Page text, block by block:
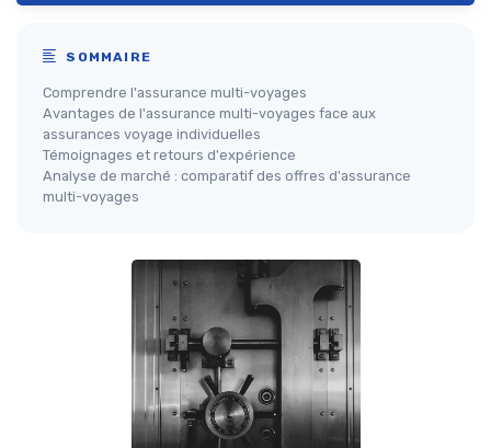
SOMMAIRE
Comprendre l'assurance multi-voyages
Avantages de l'assurance multi-voyages face aux
assurances voyage individuelles
Témoignages et retours d'expérience
Analyse de marché : comparatif des offres d'assurance
multi-voyages